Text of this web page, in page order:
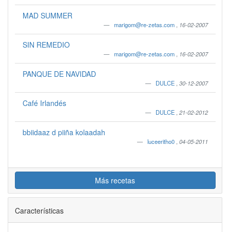
MAD SUMMER
marigom@re-zetas.com 16-02-2007
SIN REMEDIO
marigom@re-zetas.com 16-02-2007
PANQUE DE NAVIDAD
DULCE 30-12-2007
Café Irlandés
DULCE 21-02-2012
bbiidaaz d piiña kolaadah
luceeritho0 04-05-2011
Más recetas
Características